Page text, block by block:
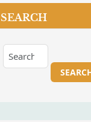
SEARCH